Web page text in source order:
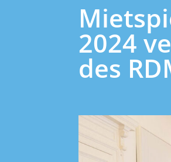
2024
des